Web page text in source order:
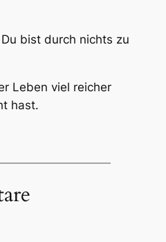
bist durch nichts zu
Leben viel reicher
hast.